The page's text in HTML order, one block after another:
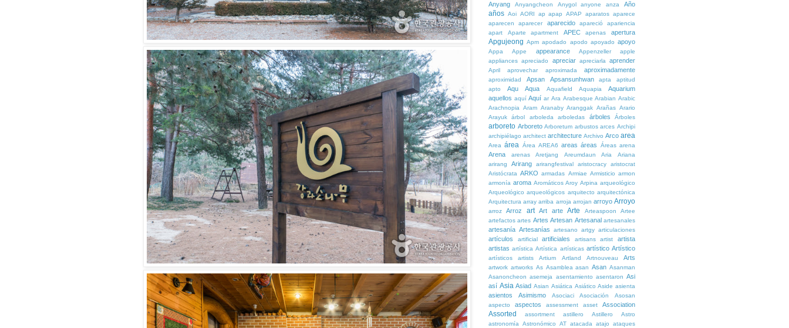
Anyang Anyangcheon Anygol anyone anza Año
años Aoi AORI ap apap APAP aparatos aparece
aparecen
aparecer aparecido apareció
apariencia
apart
Aparte apartment APEC apenas apertura
Apgujeong Apm apodado apodo apoyado apoyo
Appa Appe appearance Appenzeller
apple
appliances apreciado apreciar apreciarla aprender
April aprovechar aproximada aproximadamente
aproximidad Apsan Apsansunhwan apta
aptitud
apto
Aqu Aqua Aquafield Aquapia
Aquarium
aquellos aquí Aquí ar Ara Arabesque Arabian Arabic
Arachnopia
Aram Aranaby Aranggak Arañas Arario
Arayuk
árbol arboleda arboledas árboles Árboles
arboreto Arboreto Arboretum arbustos arces Archipi
archipiélago architect architecture Archivo Arco area
Area área Área AREA6 areas áreas Áreas arena
Arena arenas Aretjang Areumdaun Aria
Ariana
arirang
Arirang arirangfestival aristocracy
aristocrat
Aristócrata ARKO armadas Armiae Armisticio armon
armonía aroma Aromáticos Aroy Arpina arqueológico
Arqueológico arqueológicos arquitecto arquitectónica
Arquitectura array arriba arroja arrojan arroyo Arroyo
arroz Arroz art Art arte Arte Arteaspoon
Artee
artefactos artes Artes Artesan Artesanal artesanales
artesanía Artesanías artesano artgy articulaciones
artículos artificial artificiales artisans artist
artista
artistas artística Artística artísticas artístico Artístico
artísticos artists Artium Artland Artnouveau Arts
artwork artworks As Asamblea asan Asan Asanman
Asanoncheon asemeja asentamiento asentaron Asi
así Asia Asiad Asian Asiática Asiático Aside asienta
asientos Asimismo Asociaci Asociación
Asosan
aspecto
aspectos assessment asset Association
Assorted assortment astillero Astillero
Astro
astronomía
Astronómico AT atacada atajo ataques